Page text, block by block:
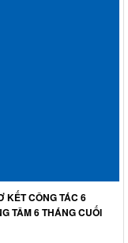
KẾT CÔNG TÁC 6
TÂM 6 THÁNG CUỐI